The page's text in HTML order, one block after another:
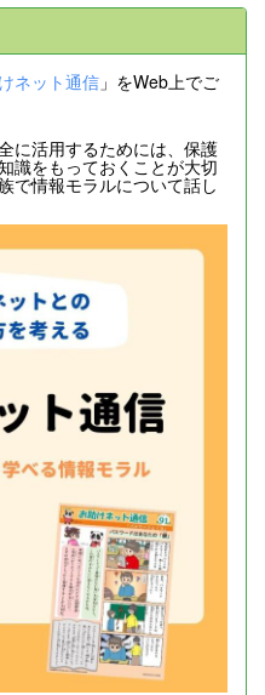
ネット通信 」をWeb上でご
に活用するためには、保護
識をもっておくことが大切
で情報モラルについて話し